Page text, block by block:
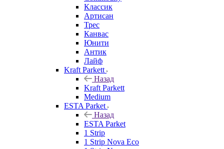
Классик
Артисан
Трес
Канвас
Юнити
Антик
Лайф
Kraft Parkett
Назад
Kraft Parkett
Medium
ESTA Parket
Назад
ESTA Parket
1 Strip
1 Strip Nova Eco